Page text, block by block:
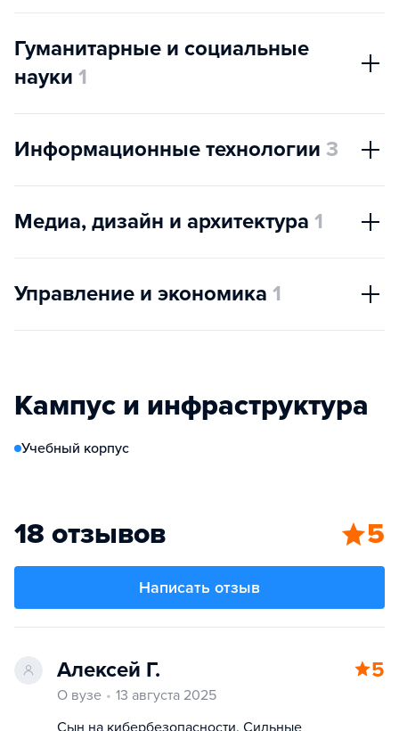
Гуманитарные и социальные
науки 1
Информационные технологии 3
Медиа, дизайн и архитектура 1
Управление и экономика 1
Кампус и инфраструктура
Учебный корпус
18 отзывов 5
Написать отзыв
Алексей Г. 5
О вузе
13 августа 2025
Сын на кибербезопасности. Сильные